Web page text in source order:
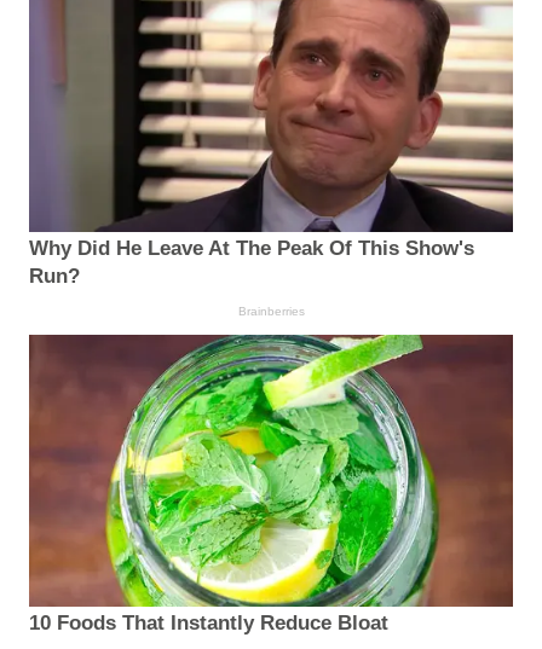
Why Did He Leave At The Peak Of This Show's
Run?
Brainberries
10 Foods That Instantly Reduce Bloat